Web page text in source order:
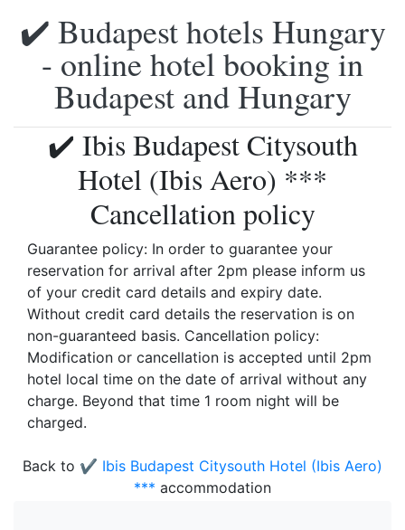
✔️ Budapest hotels Hungary
- online hotel booking in
Budapest and Hungary
✔️ Ibis Budapest Citysouth
Hotel (Ibis Aero) ***
Cancellation policy
Guarantee policy: In order to guarantee your
reservation for arrival after 2pm please inform us
of your credit card details and expiry date.
Without credit card details the reservation is on
non-guaranteed basis. Cancellation policy:
Modification or cancellation is accepted until 2pm
hotel local time on the date of arrival without any
charge. Beyond that time 1 room night will be
charged.
Back to ✔️ Ibis Budapest Citysouth Hotel (Ibis Aero)
*** accommodation